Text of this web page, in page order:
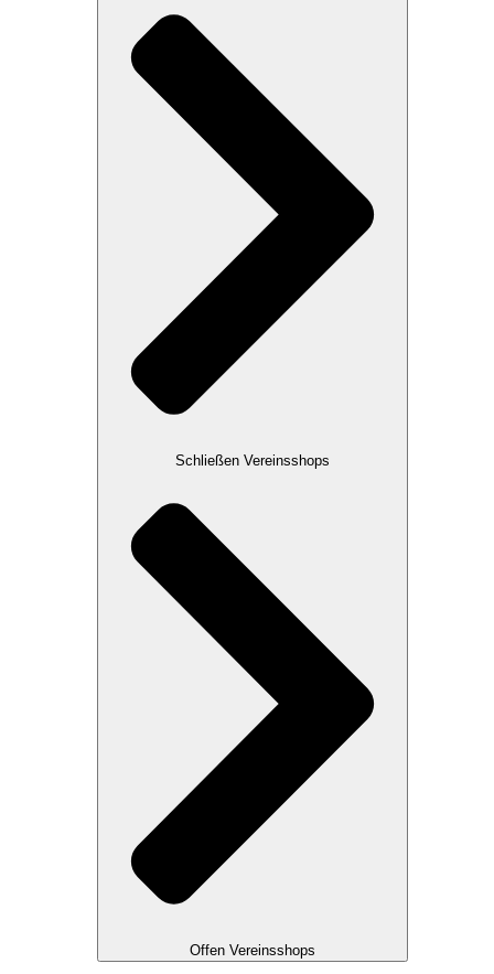
Schließen Vereinsshops
Offen Vereinsshops